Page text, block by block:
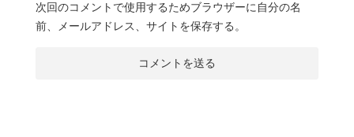
次回のコメントで使用するためブラウザーに自分の名
前、メールアドレス、サイトを保存する。